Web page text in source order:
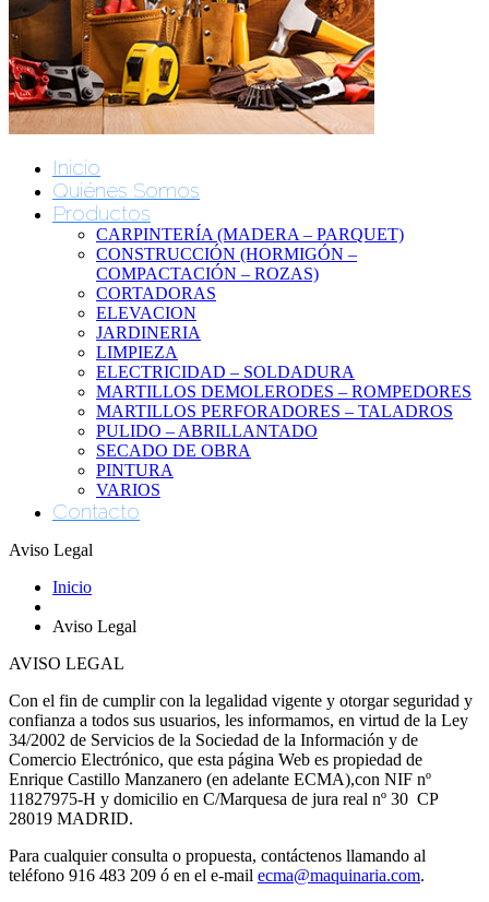
Inicio
Quiénes Somos
Productos
CARPINTERÍA (MADERA – PARQUET)
CONSTRUCCIÓN (HORMIGÓN –
COMPACTACIÓN – ROZAS)
CORTADORAS
ELEVACION
JARDINERIA
LIMPIEZA
ELECTRICIDAD – SOLDADURA
MARTILLOS DEMOLERODES – ROMPEDORES
MARTILLOS PERFORADORES – TALADROS
PULIDO – ABRILLANTADO
SECADO DE OBRA
PINTURA
VARIOS
Contacto
Aviso Legal
Inicio
Aviso Legal
AVISO LEGAL
Con el fin de cumplir con la legalidad vigente y otorgar seguridad y
confianza a todos sus usuarios, les informamos, en virtud de la Ley
34/2002 de Servicios de la Sociedad de la Información y de
Comercio Electrónico, que esta página Web es propiedad de
Enrique Castillo Manzanero (en adelante ECMA),con NIF nº
11827975-H y domicilio en C/Marquesa de jura real nº 30 CP
28019 MADRID.
Para cualquier consulta o propuesta, contáctenos llamando al
teléfono 916 483 209 ó en el e-mail ecma@maquinaria.com.